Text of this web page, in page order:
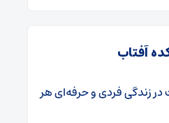
آفتاب
زندگی فردی و حرفه‌ای هر